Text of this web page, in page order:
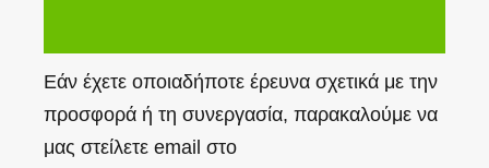
Εάν έχετε οποιαδήποτε έρευνα σχετικά με την
προσφορά ή τη συνεργασία, παρακαλούμε να
μας στείλετε email στο